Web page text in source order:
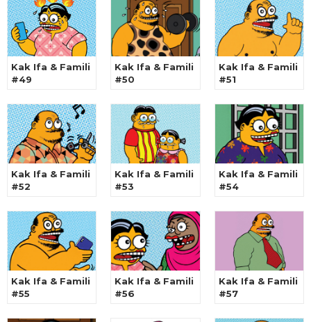
Kak Ifa & Famili
#49
Kak Ifa & Famili
#50
Kak Ifa & Famili
#51
Kak Ifa & Famili
#52
Kak Ifa & Famili
#53
Kak Ifa & Famili
#54
Kak Ifa & Famili
#55
Kak Ifa & Famili
#56
Kak Ifa & Famili
#57